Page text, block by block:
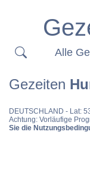
Alle
Gezeiten
DEUTSCHLAND - Lat:
Achtung: Vorläufige
Sie die